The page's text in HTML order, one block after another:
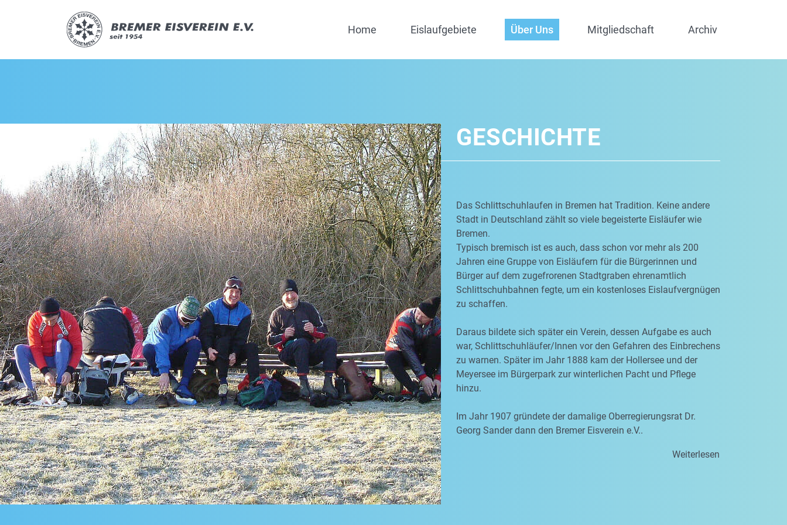
Home Eislaufgebiete Über Uns Mitgliedschaft Archiv
GESCHICHTE
Das Schlittschuhlaufen in Bremen hat Tradition. Keine andere
Stadt in Deutschland zählt so viele begeisterte Eisläufer wie
Bremen.
Typisch bremisch ist es auch, dass schon vor mehr als 200
Jahren eine Gruppe von Eisläufern für die Bürgerinnen und
Bürger auf dem zugefrorenen Stadtgraben ehrenamtlich
Schlittschuhbahnen fegte, um ein kostenloses Eislaufvergnügen
zu schaffen.
Daraus bildete sich später ein Verein, dessen Aufgabe es auch
war, Schlittschuhläufer/Innen vor den Gefahren des Einbrechens
zu warnen. Später im Jahr 1888 kam der Hollersee und der
Meyersee im Bürgerpark zur winterlichen Pacht und Pflege
hinzu.
Im Jahr 1907 gründete der damalige Oberregierungsrat Dr.
Georg Sander dann den Bremer Eisverein e.V..
Weiterlesen